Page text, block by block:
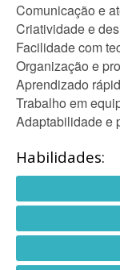
Comunicação e
Criatividade e
Facilidade com
Organização e
Aprendizado
Trabalho em
Adaptabilidade e
Habilidades: